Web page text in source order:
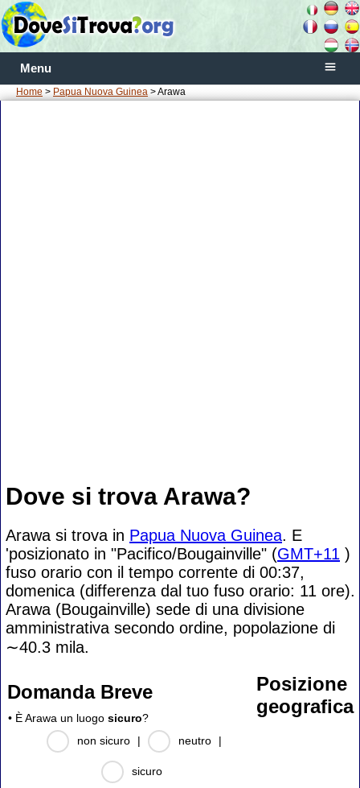
Menu
Home > Papua Nuova Guinea > Arawa
Dove si trova Arawa?
Arawa si trova in Papua Nuova Guinea. E
'posizionato in "Pacifico/Bougainville" (GMT+11 )
fuso orario con il tempo corrente di 00:37,
domenica (differenza dal tuo fuso orario: 11 ore).
Arawa (Bougainville) sede di una divisione
amministrativa secondo ordine, popolazione di
∼40.3 mila.
Domanda Breve
• È Arawa un luogo sicuro?
non sicuro
| neutro |
sicuro
Posizione
geografica